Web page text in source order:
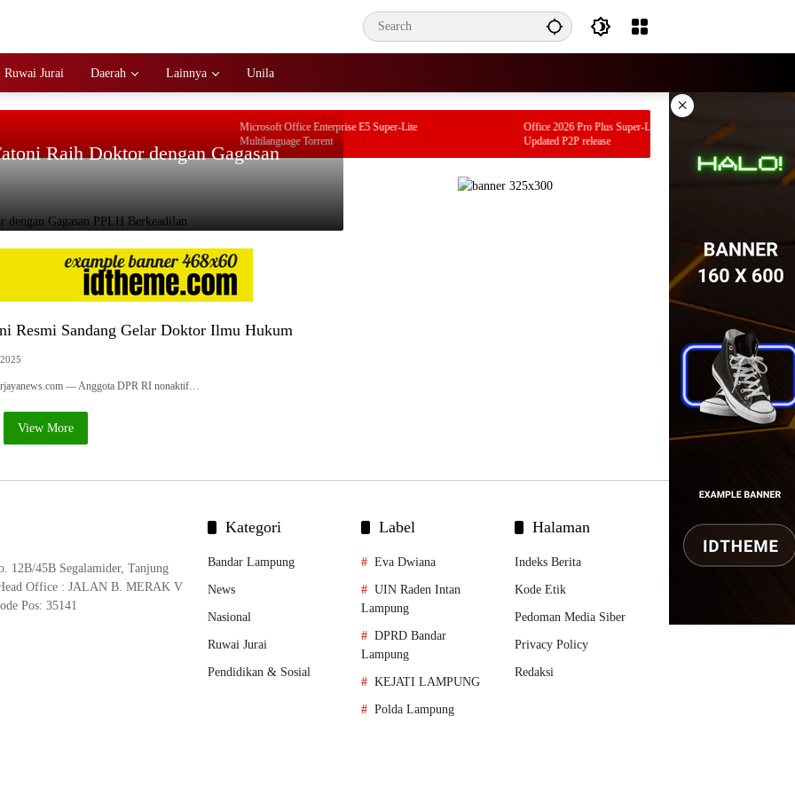
Ruwai Jurai Daerah Lainnya Unila
×
Microsoft Office Enterprise E5 Super-Lite
Multilanguage Torrent
Office 2026 Pro Plus Super-Lite Ohook Build
Updated P2P release
Raih Doktor dengan Gagasan
Resmi Sandang Gelar Doktor Ilmu Hukum
— Anggota DPR RI nonaktif…
View More
12B/45B Segalamider, Tanjung
Office : JALAN B. MERAK V
Pos: 35141
Kategori
Bandar Lampung
News
Nasional
Ruwai Jurai
Pendidikan & Sosial
Label
Eva Dwiana
UIN Raden Intan
Lampung
DPRD Bandar
Lampung
KEJATI LAMPUNG
Polda Lampung
Halaman
Indeks Berita
Kode Etik
Pedoman Media Siber
Privacy Policy
Redaksi